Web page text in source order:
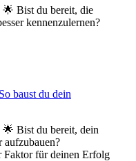
Bist du bereit, die
kennenzulernen?
baust du dein
Bist du bereit, dein
aufzubauen?
Faktor für deinen Erfolg